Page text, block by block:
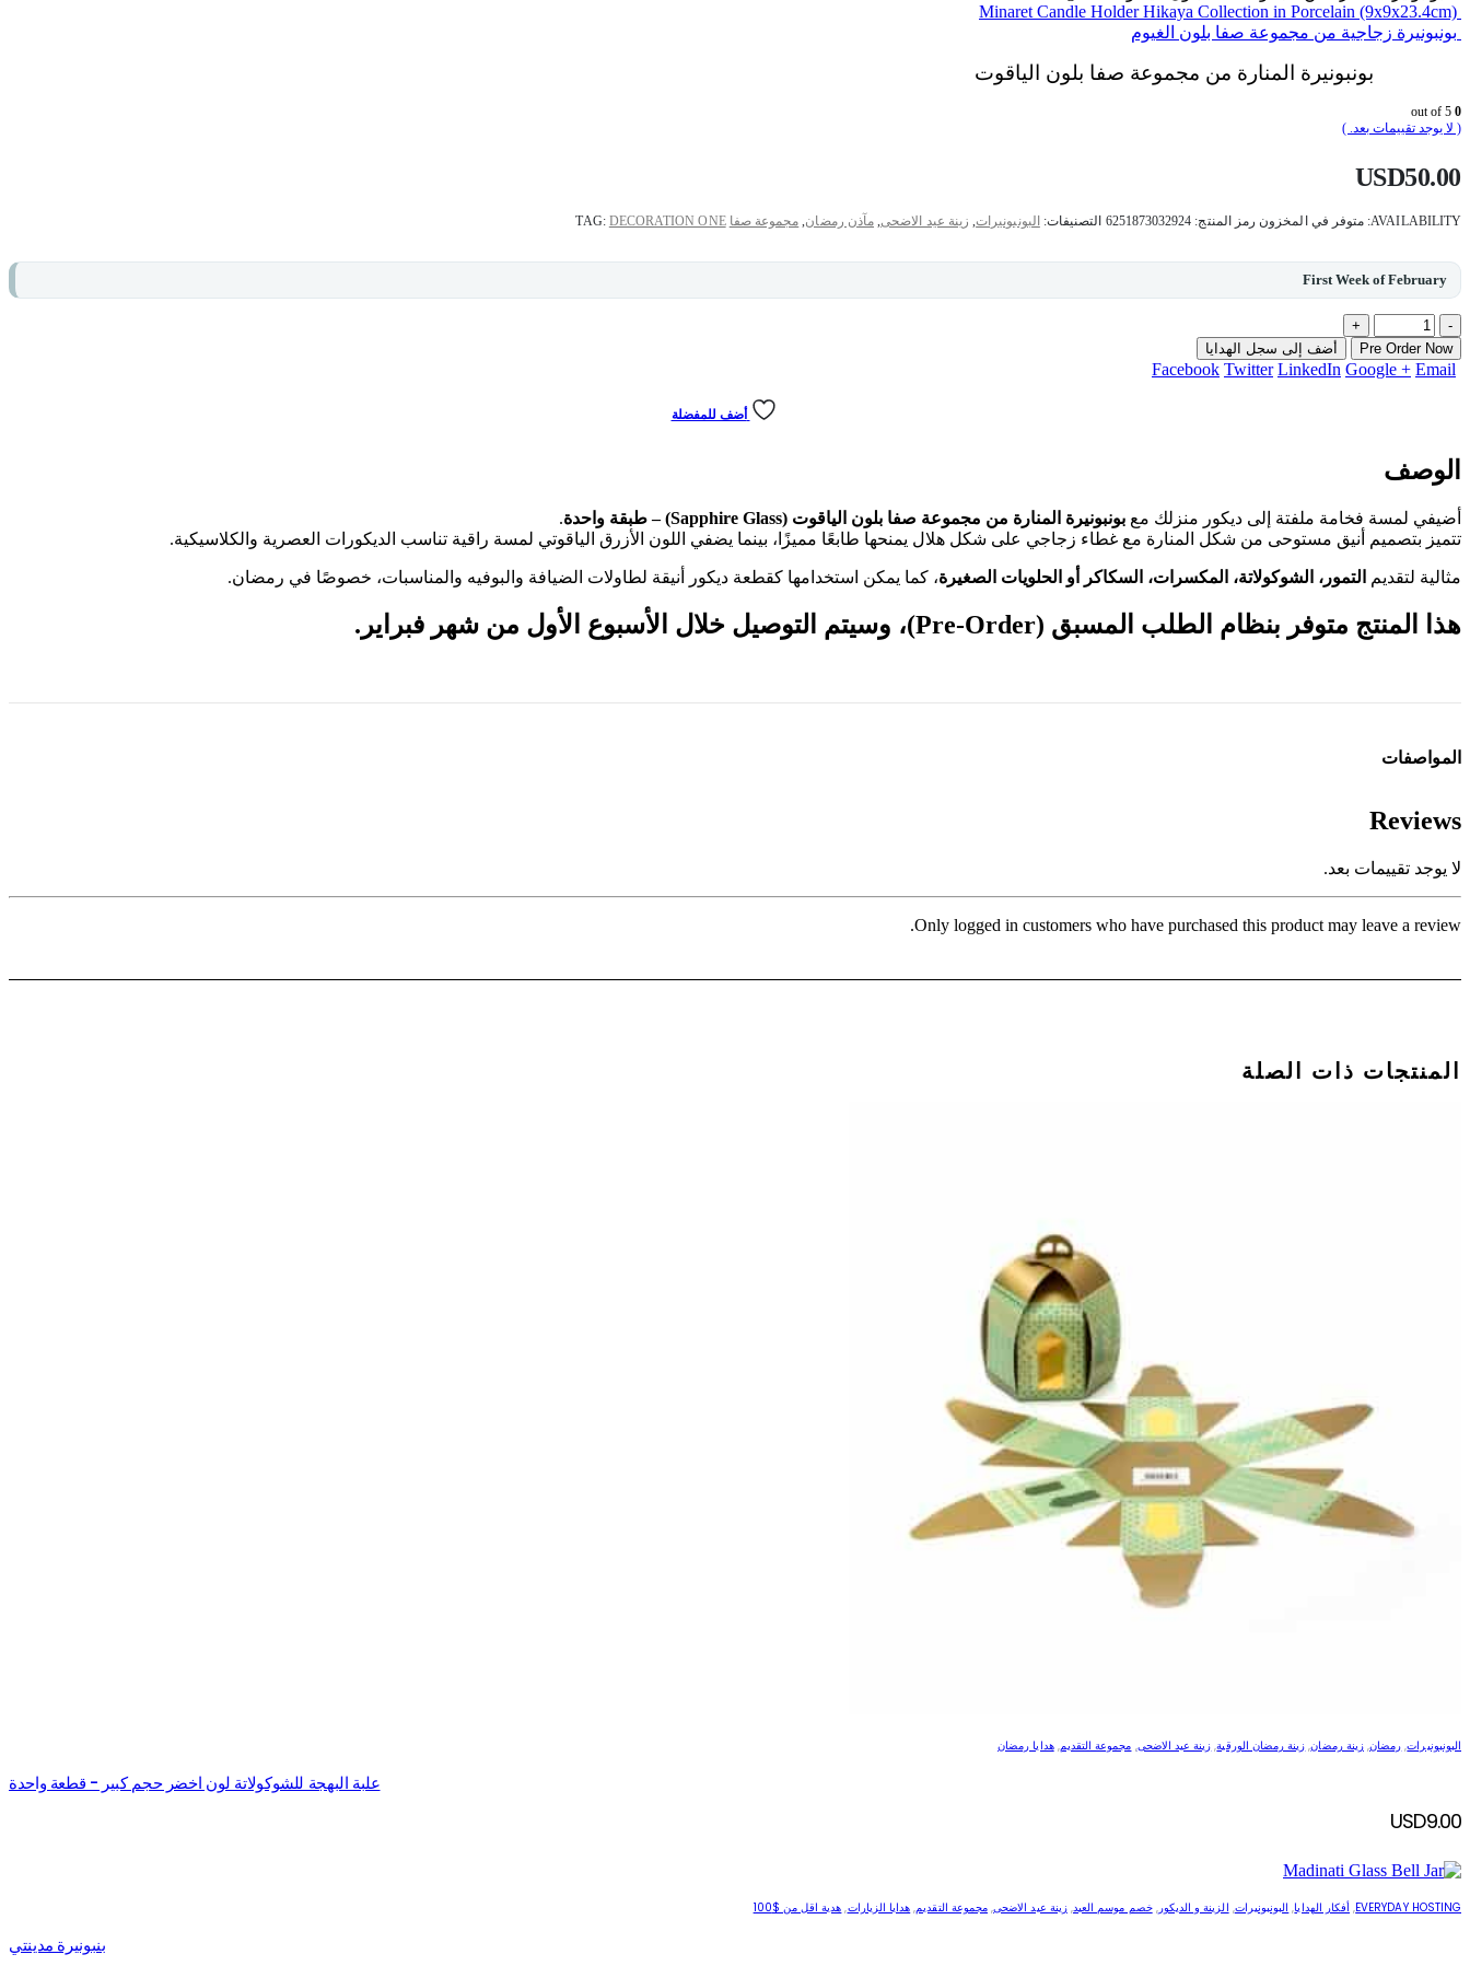
Minaret Candle Holder Hikaya Collection in Porcelain (9x9x23.4cm)
بونبونيرة زجاجية من مجموعة صفا بلون الغيوم
بونبونيرة المنارة من مجموعة صفا بلون الياقوت
0
( لا يوجد تقييمات بعد. )
USD50.00
AVAILABILITY: متوفر في المخزون رمز المنتج: 6251873032924 التصنيفات: البونبونيرات, زينة عيد الاضحى, مآذن رمضان, مجموعة صفا TAG: DECORATION ONE
First Week of February
-
+
Pre Order Now
أضف إلى سجل الهدايا
Facebook Twitter LinkedIn Google + Email
أضف للمفضلة
الوصف
أضيفي لمسة فخامة ملفتة إلى ديكور منزلك مع بونبونيرة المنارة من مجموعة صفا بلون الياقوت (Sapphire Glass) – طبقة واحدة
.
تتميز بتصميم أنيق مستوحى من شكل المنارة مع غطاء زجاجي على شكل هلال يمنحها طابعًا مميزًا، بينما يضفي اللون الأزرق الياقوتي لمسة راقية تناسب الديكورات العصرية والكلاسيكية.
مثالية لتقديم التمور، الشوكولاتة، المكسرات، السكاكر أو الحلويات الصغيرة، كما يمكن استخدامها كقطعة ديكور أنيقة لطاولات الضيافة والبوفيه والمناسبات، خصوصًا في رمضان.
هذا المنتج متوفر بنظام الطلب المسبق (Pre-Order) ، وسيتم التوصيل خلال الأسبوع الأول من شهر فبراير .
المواصفات
Reviews
لا يوجد تقييمات بعد.
Only logged in customers who have purchased this product may leave a review.
المنتجات ذات الصلة
البونبونيرات, رمضان,زينة رمضان, زينة رمضان الورقية, زينة عيد الاضحى, مجموعة التقديم,هدايا رمضان
علبة البهجة للشوكولاتة لون اخضر حجم كبير - قطعة واحدة
USD9.00
EVERYDAY HOSTING
, أفكار الهدايا, البونبونيرات, الزينة و الديكور,خصم موسم العيد,زينة عيد الاضحى, مجموعة التقديم, هدايا الزيارات, هدية اقل من $100
بنبونيرة مدينتي